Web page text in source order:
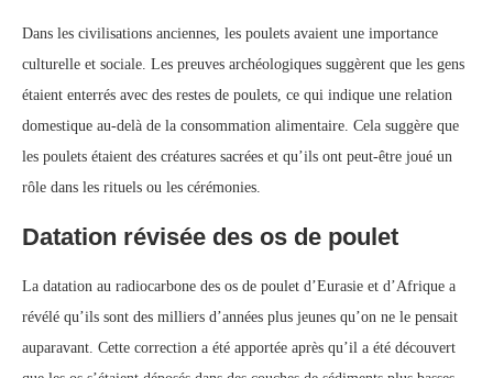
Dans les civilisations anciennes, les poulets avaient une importance
culturelle et sociale. Les preuves archéologiques suggèrent que les gens
étaient enterrés avec des restes de poulets, ce qui indique une relation
domestique au-delà de la consommation alimentaire. Cela suggère que
les poulets étaient des créatures sacrées et qu’ils ont peut-être joué un
rôle dans les rituels ou les cérémonies.
Datation révisée des os de poulet
La datation au radiocarbone des os de poulet d’Eurasie et d’Afrique a
révélé qu’ils sont des milliers d’années plus jeunes qu’on ne le pensait
auparavant. Cette correction a été apportée après qu’il a été découvert